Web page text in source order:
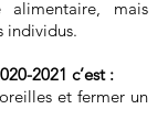
alimentaire, mais
individus.
2021 c’est :
et fermer un